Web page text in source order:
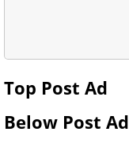
Top Post Ad
Below Post Ad